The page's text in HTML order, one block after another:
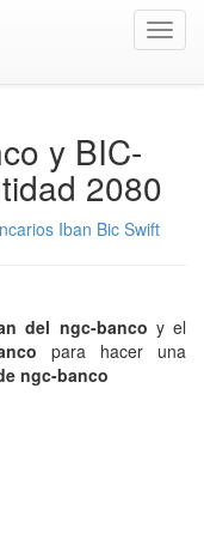
y BIC-
2080
Iban Bic Swift
del ngc-banco y el
para hacer una
ngc-banco